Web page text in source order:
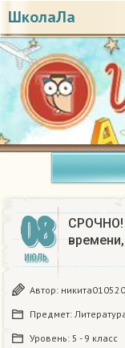
ШколаЛа
08
ИЮЛЬ
СРОЧНО!
Автор:
Предмет:
Уровень: 5 - 9 класс